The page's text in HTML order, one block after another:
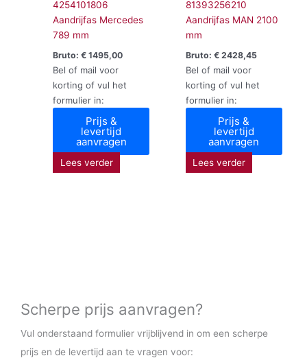
4254101806
Aandrijfas Mercedes
789 mm
Bruto:€ 1495,00
Bel of mail voor
korting of vul het
formulier in:
Prijs &
levertijd
aanvragen
Lees verder
81393256210
Aandrijfas MAN 2100
mm
Bruto: €2428,45
Bel of mail voor
korting of vul het
formulier in:
Prijs &
levertijd
aanvragen
Lees verder
Scherpe prijs aanvragen?
Vul onderstaand formulier vrijblijvend in om een scherpe
prijs en de levertijd aan te vragen voor: